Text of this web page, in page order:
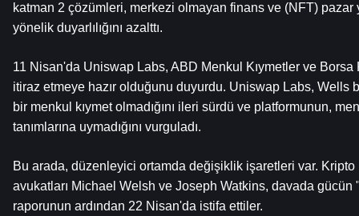
katman 2 çözümleri, merkezi olmayan finans ve (NFT)
yönelik duyarlılığını azalttı.
11 Nisan'da Uniswap Labs, ABD Menkul Kıymetler ve
itiraz etmeye hazır olduğunu duyurdu. Uniswap Labs, Wells
bir menkul kıymet olmadığını ileri sürdü ve platformunun,
tanımlarına uymadığını vurguladı.
Bu arada, düzenleyici ortamda değişiklik işaretleri var.
avukatları Michael Welsh ve Joseph Watkins, davada
raporunun ardından 22 Nisan'da istifa ettiler.